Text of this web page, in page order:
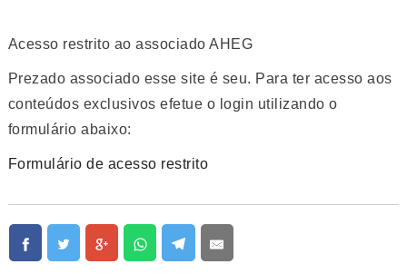
Acesso restrito ao associado AHEG
Prezado associado esse site é seu. Para ter acesso aos
conteúdos exclusivos efetue o login utilizando o
formulário abaixo:
Formulário de acesso restrito